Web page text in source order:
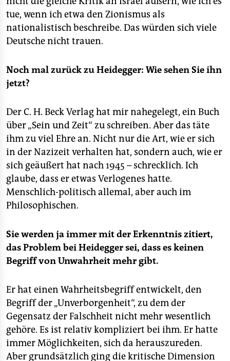
tue, wenn ich etwa den Zionismus als
nationalistisch beschreibe. Das würden sich viele
Deutsche nicht trauen.
Noch mal zurück zu Heidegger: Wie sehen Sie ihn
jetzt?
Der C. H. Beck Verlag hat mir nahegelegt, ein Buch
über „Sein und Zeit“ zu schreiben. Aber das täte
ihm zu viel Ehre an. Nicht nur die Art, wie er sich
in der Nazizeit verhalten hat, sondern auch, wie er
sich geäußert hat nach 1945 – schrecklich. Ich
glaube, dass er etwas Verlogenes hatte.
Menschlich-politisch allemal, aber auch im
Philosophischen.
Sie werden ja immer mit der Erkenntnis zitiert,
das Problem bei Heidegger sei, dass es keinen
Begriff von Unwahrheit mehr gibt.
Er hat einen Wahrheitsbegriff entwickelt, den
Begriff der „Unverborgenheit“, zu dem der
Gegensatz der Falschheit nicht mehr wesentlich
gehöre. Es ist relativ kompliziert bei ihm. Er hatte
immer Möglichkeiten, sich da herauszureden.
Aber grundsätzlich ging die kritische Dimension